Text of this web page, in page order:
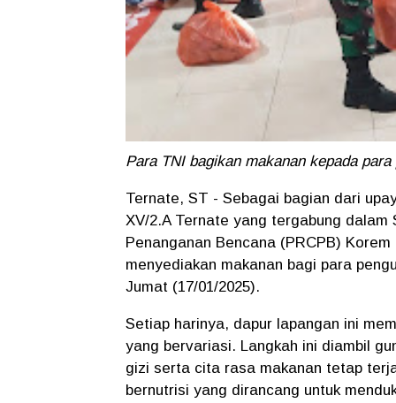
Para TNI bagikan makanan kepada
Ternate, ST - Sebagai bagian dari
XV/2.A Ternate yang tergabung
Penanganan Bencana (PRCPB)
menyediakan makanan bagi para
Jumat (17/01/2025).
Setiap harinya, dapur lapangan ini
yang bervariasi. Langkah ini diambil
gizi serta cita rasa makanan tetap
bernutrisi yang dirancang untuk